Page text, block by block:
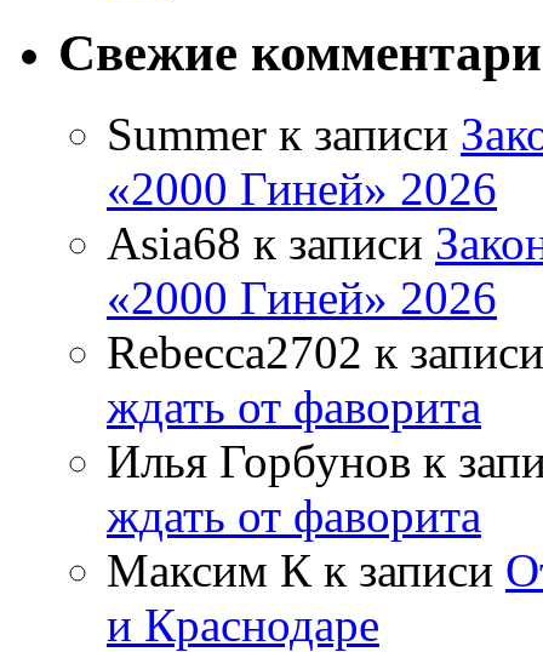
Свежие
Summer к записи
«2000 Гиней» 2026
Asia68 к записи
«2000 Гиней» 2026
Rebecca2702 к
ждать от фаворита
Илья Горбунов к
ждать от фаворита
Максим К к записи
и Краснодаре